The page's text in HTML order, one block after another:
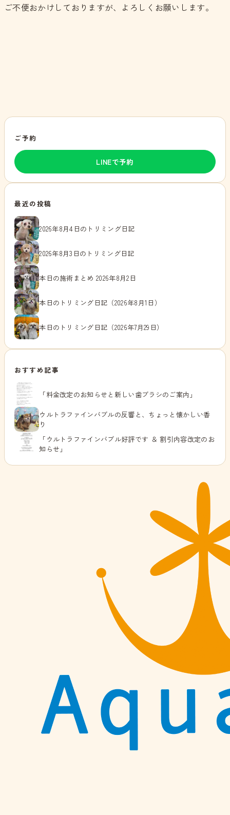
ご不便おかけしておりますが、よろしくお願いします。
ご予約
LINEで予約
最近の投稿
2026年8月4日のトリミング日記
2026年8月3日のトリミング日記
本日の施術まとめ 2026年8月2日
本日のトリミング日記（2026年8月1日）
本日のトリミング日記（2026年7月29日）
おすすめ記事
「料金改定のお知らせと新しい歯ブラシのご案内」
ウルトラファインバブルの反響と、ちょっと懐かしい香
り
「ウルトラファインバブル好評です ＆ 割引内容改定のお
知らせ」